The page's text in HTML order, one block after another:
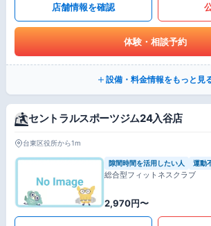
店舗情報を確認
体験・相談予約
設備・料金情報をもっと見
セントラルスポーツジム24入谷店
台東区役所から1m
隙間時間を活用したい人 運動
総合型フィットネスクラブ
2,970円〜